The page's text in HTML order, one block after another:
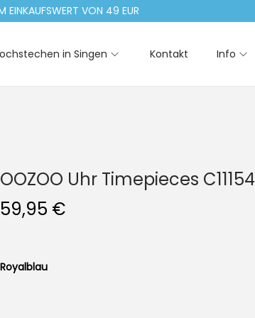
VON 49 EUR
in Singen Kontakt Info
OOZOO Uhr Timepieces C11154
59,95 €
Royalblau